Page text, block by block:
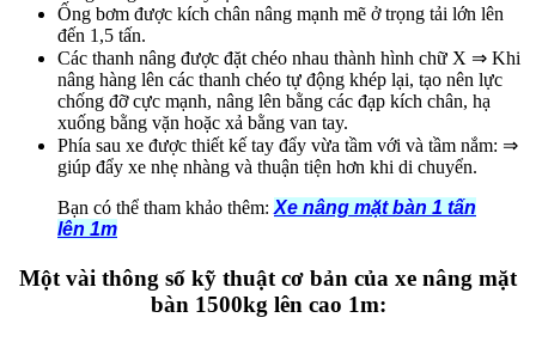
Ống bơm được kích chân nâng mạnh mẽ ở trọng tải lớn lên
đến 1,5 tấn.
Các thanh nâng được đặt chéo nhau thành hình chữ X ⇒ Khi
nâng hàng lên các thanh chéo tự động khép lại, tạo nên lực
chống đỡ cực mạnh, nâng lên bằng các đạp kích chân, hạ
xuống bằng vặn hoặc xả bằng van tay.
Phía sau xe được thiết kế tay đẩy vừa tầm với và tầm nắm: ⇒
giúp đẩy xe nhẹ nhàng và thuận tiện hơn khi di chuyển.
Bạn có thể tham khảo thêm: Xe nâng mặt bàn 1 tấn
lên 1m
Một vài thông số kỹ thuật cơ bản của xe nâng mặt
bàn 1500kg lên cao 1m: